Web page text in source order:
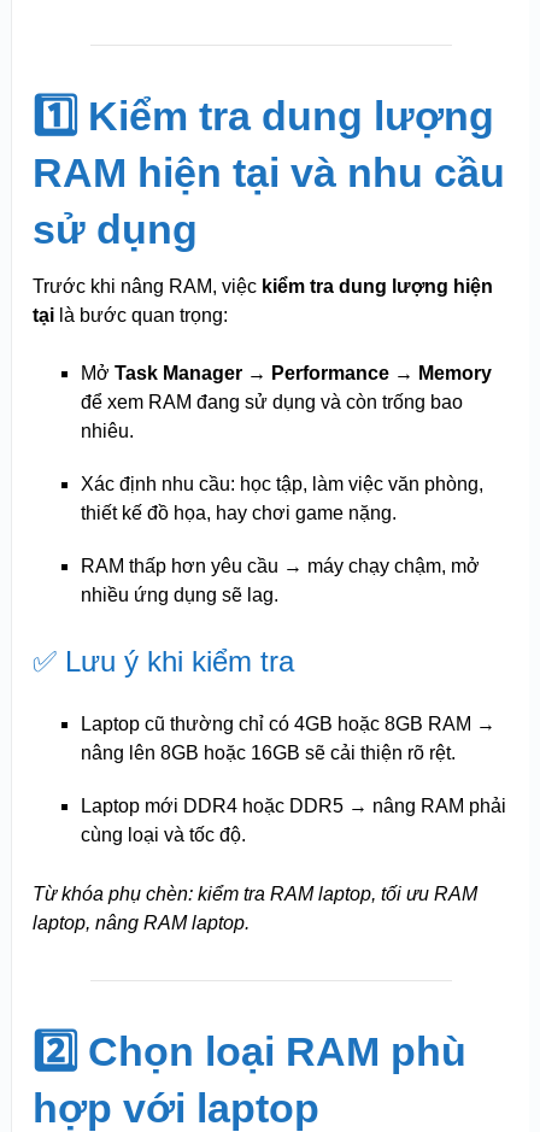
1️⃣ Kiểm tra dung lượng
RAM hiện tại và nhu cầu
sử dụng
Trước khi nâng RAM, việc kiểm tra dung lượng hiện
tạilà bước quan trọng:
Mở Task Manager → Performance → Memory
để xem RAM đang sử dụng và còn trống bao
nhiêu.
Xác định nhu cầu: học tập, làm việc văn phòng,
thiết kế đồ họa, hay chơi game nặng.
RAM thấp hơn yêu cầu → máy chạy chậm, mở
nhiều ứng dụng sẽ lag.
✅ Lưu ý khi kiểm tra
Laptop cũ thường chỉ có 4GB hoặc 8GB RAM →
nâng lên 8GB hoặc 16GB sẽ cải thiện rõ rệt.
Laptop mới DDR4 hoặc DDR5 → nâng RAM phải
cùng loại và tốc độ.
Từ khóa phụ chèn: kiểm tra RAM laptop, tối ưu RAM
laptop, nâng RAM laptop.
2️⃣ Chọn loại RAM phù
hợp với laptop